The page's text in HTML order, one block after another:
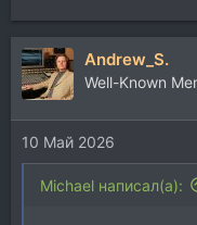
Andrew_S.
Well-Known
10 Май 2026
Michael написал(а):